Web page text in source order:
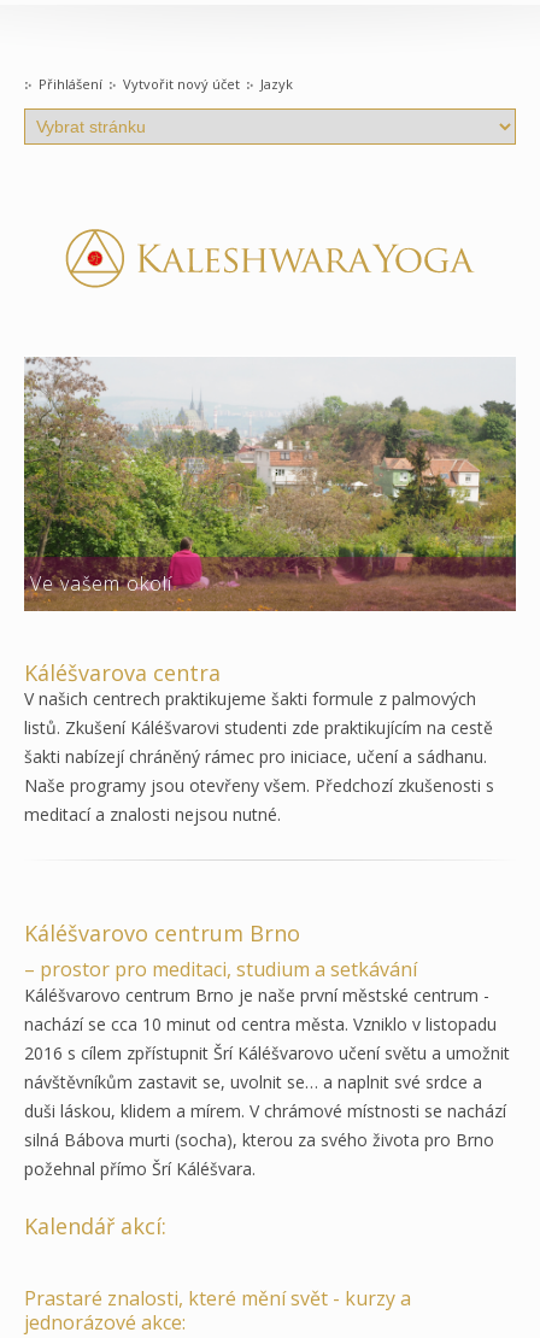
Přihlášení Vytvořit nový účet Jazyk
Ve vašem okolí
Káléšvarova centra
V našich centrech praktikujeme šakti formule z palmových
listů. Zkušení Káléšvarovi studenti zde praktikujícím na cestě
šakti nabízejí chráněný rámec pro iniciace, učení a sádhanu.
Naše programy jsou otevřeny všem. Předchozí zkušenosti s
meditací a znalosti nejsou nutné.
Káléšvarovo centrum Brno
– prostor pro meditaci, studium a setkávání
Káléšvarovo centrum Brno je naše první městské centrum -
nachází se cca 10 minut od centra města. Vzniklo v listopadu
2016 s cílem zpřístupnit Šrí Káléšvarovo učení světu a umožnit
návštěvníkům zastavit se, uvolnit se… a naplnit své srdce a
duši láskou, klidem a mírem. V chrámové místnosti se nachází
silná Bábova murti (socha), kterou za svého života pro Brno
požehnal přímo Šrí Káléšvara.
Kalendář akcí:
Prastaré znalosti, které mění svět - kurzy a
jednorázové akce: